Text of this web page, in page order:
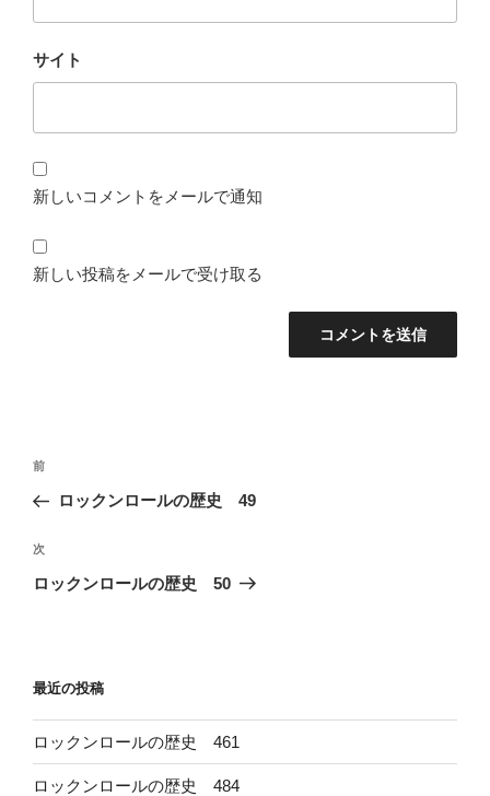
サイト
新しいコメントをメールで通知
新しい投稿をメールで受け取る
投
ナ
ビ
ゲ
ン
前
の
稿
前
ロックンロールの歴史 49
次
の
次
ロックンロールの歴史 50
最近の投稿
ロックンロールの歴史 461
ロックンロールの歴史 484